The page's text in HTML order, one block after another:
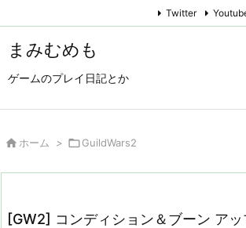
まみむめも
ゲームのプレイ日記とか
Twitter
 ホーム > GuildWars2
[GW2] コンディション＆ブーン アッ